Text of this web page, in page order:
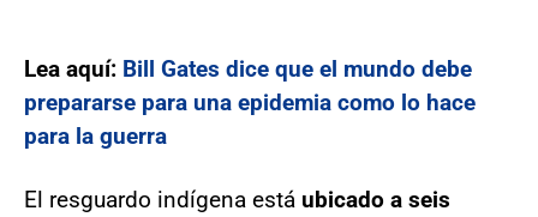
Lea aquí: Bill Gates dice que el mundo debe
prepararse para una epidemia como lo hace
para la guerra
El resguardo indígena está ubicado a seis